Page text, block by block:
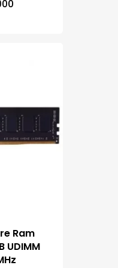
Ram
UDIMM